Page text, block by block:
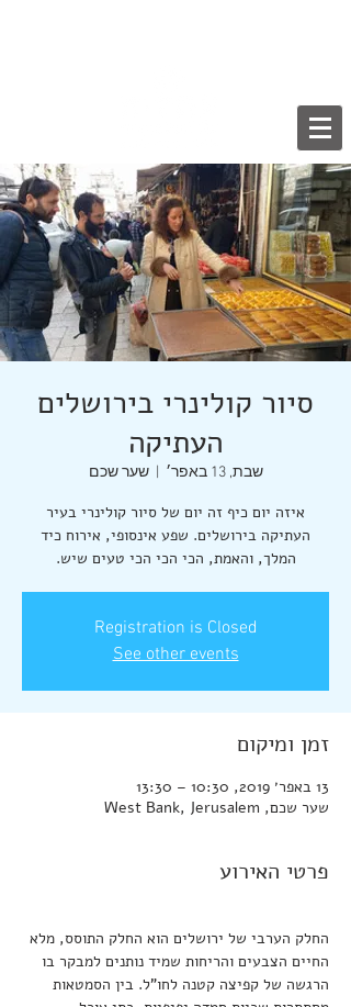
סיור קולינרי בירושלים
העתיקה
שבת, 13 באפר׳
  |
שער שכם
איזה יום כיף זה יום של סיור קולינרי בעיר
העתיקה בירושלים. שפע אינסופי, אירוח כיד
המלך, והאמת, הכי הכי הכי טעים שיש.
Registration is Closed
See other events
זמן ומיקום
13 באפר׳ 2019, 10:30 – 13:30
שער שכם, West Bank, Jerusalem
פרטי האירוע
החלק הערבי של ירושלים הוא החלק התוסס, מלא
החיים הצבעים והריחות שמיד נותנים למבקר בו
הרגשה של קפיצה קטנה לחו"ל. בין הסמטאות